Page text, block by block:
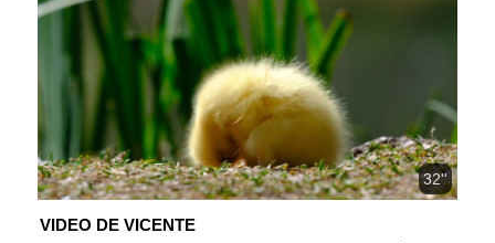
32''
VIDEO DE VICENTE